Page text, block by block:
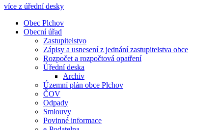
více z úřední desky
Obec Plchov
Obecní úřad
Zastupitelstvo
Zápisy a usnesení z jednání zastupitelstva obce
Rozpočet a rozpočtová opatření
Úřední deska
Archiv
Územní plán obce Plchov
ČOV
Odpady
Smlouvy
Povinné informace